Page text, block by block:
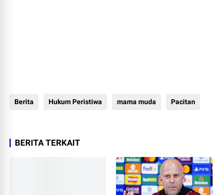
Berita Hukum Peristiwa mama muda Pacitan
BERITA TERKAIT